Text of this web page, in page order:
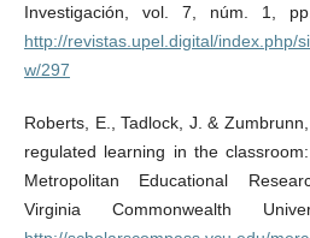
Investigación, vol. 7, núm. 1,
http://revistas.upel.digital/index.php/
w/297
Roberts, E., Tadlock, J. &
regulated learning in the
Metropolitan Educational
Virginia Commonwealth